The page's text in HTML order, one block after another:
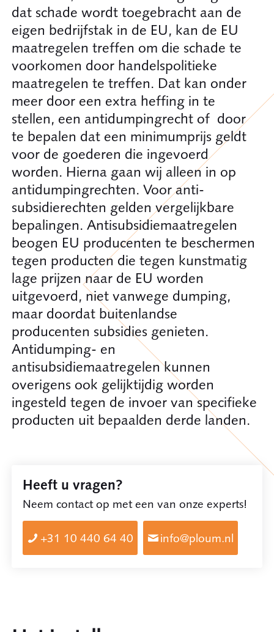
dat schade wordt toegebracht aan de
eigen bedrijfstak in de EU, kan de EU
maatregelen treffen om die schade te
voorkomen door handelspolitieke
maatregelen te treffen. Dat kan onder
meer door een extra heffing in te
stellen, een antidumpingrecht of door
te bepalen dat een minimumprijs geldt
voor de goederen die ingevoerd
worden. Hierna gaan wij alleen in op
antidumpingrechten. Voor anti-
subsidierechten gelden vergelijkbare
bepalingen. Antisubsidiemaatregelen
beogen EU producenten te beschermen
tegen producten die tegen kunstmatig
lage prijzen naar de EU worden
uitgevoerd, niet vanwege dumping,
maar doordat buitenlandse
producenten subsidies genieten.
Antidumping- en
antisubsidiemaatregelen kunnen
overigens ook gelijktijdig worden
ingesteld tegen de invoer van specifieke
producten uit bepaalden derde landen.
Heeft u vragen?
Neem contact op met een van onze experts!
+31 10 440 64 40 info@ploum.nl